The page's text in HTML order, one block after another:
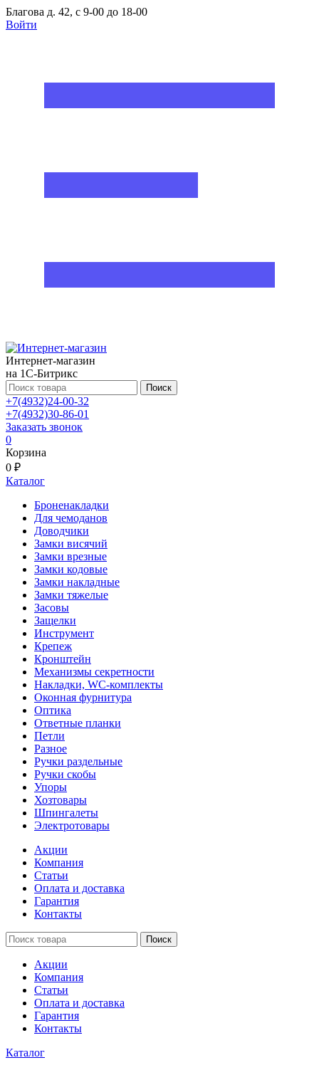
Благова д. 42, с 9-00 до 18-00
Войти
Интернет-магазин
на 1С-Битрикс
Поиск
+7(4932)24-00-32
+7(4932)30-86-01
Заказать звонок
0
Корзина
0 ₽
Каталог
Броненакладки
Для чемоданов
Доводчики
Замки висячий
Замки врезные
Замки кодовые
Замки накладные
Замки тяжелые
Засовы
Защелки
Инструмент
Крепеж
Кронштейн
Механизмы секретности
Накладки, WC-комплекты
Оконная фурнитура
Оптика
Ответные планки
Петли
Разное
Ручки раздельные
Ручки скобы
Упоры
Хозтовары
Шпингалеты
Электротовары
Акции
Компания
Статьи
Оплата и доставка
Гарантия
Контакты
Поиск
Акции
Компания
Статьи
Оплата и доставка
Гарантия
Контакты
Каталог